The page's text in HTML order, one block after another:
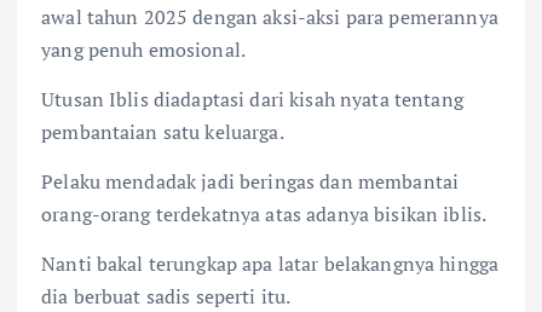
awal tahun 2025 dengan aksi-aksi para pemerannya
yang penuh emosional.
Utusan Iblis diadaptasi dari kisah nyata tentang
pembantaian satu keluarga.
Pelaku mendadak jadi beringas dan membantai
orang-orang terdekatnya atas adanya bisikan iblis.
Nanti bakal terungkap apa latar belakangnya hingga
dia berbuat sadis seperti itu.